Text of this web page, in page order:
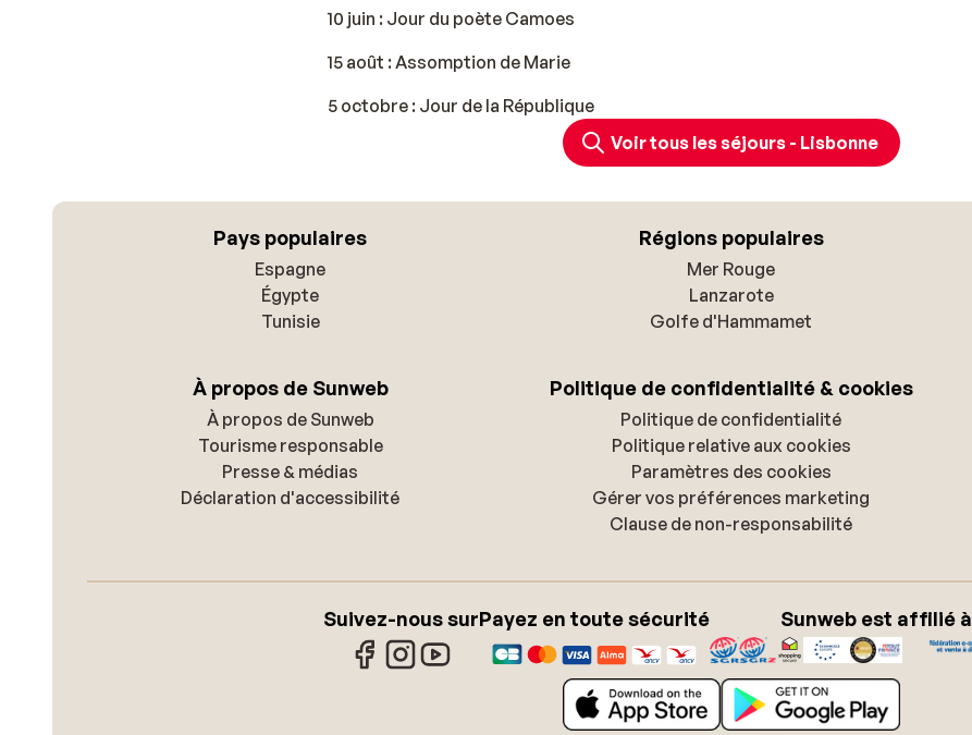
10 juin : Jour du poète Camoes
15 août : Assomption de Marie
5 octobre : Jour de la République
Voir tous les séjours - Lisbonne
Pays populaires
Espagne
Égypte
Tunisie
Régions populaires
Mer Rouge
Lanzarote
Golfe d'Hammamet
À propos de Sunweb
À propos de Sunweb
Tourisme responsable
Presse & médias
Déclaration d'accessibilité
Politique de confidentialité & cookies
Politique de confidentialité
Politique relative aux cookies
Paramètres des cookies
Gérer vos préférences marketing
Clause de non-responsabilité
Suivez-nous surPayez en toute sécurité Sunweb est affilié à